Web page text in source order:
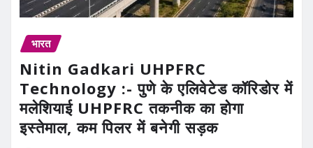
भारत
Nitin Gadkari UHPFRC
Technology :- पुणे के एलिवेटेड कॉरिडोर में
मलेशियाई UHPFRC तकनीक का होगा
इस्तेमाल, कम पिलर में बनेगी सड़क